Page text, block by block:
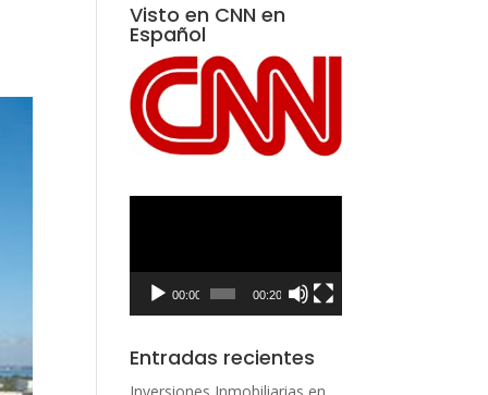
Visto en CNN en
Español
00:00 00:20
Entradas recientes
Inversiones Inmobiliarias en